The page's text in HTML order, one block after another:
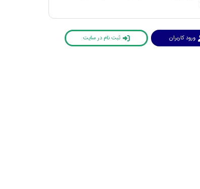
ورود کاربران ثبت نام در سایت